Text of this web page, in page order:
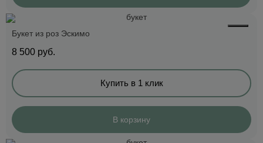
Букет из роз Эскимо
8 500 руб.
Купить в 1 клик
В корзину